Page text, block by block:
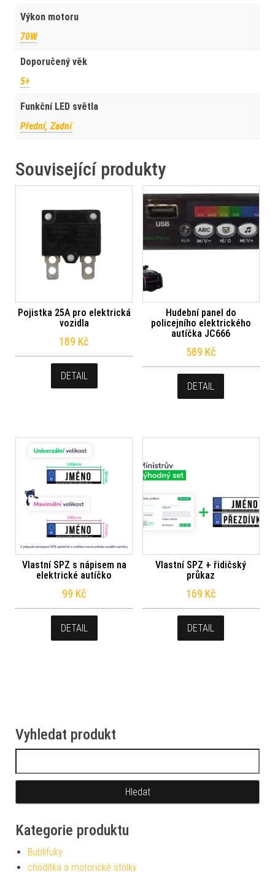
Výkon motoru
70W
Doporučený věk
5+
Funkční LED světla
Přední, Zadní
Související produkty
Pojistka 25A pro elektrická
vozidla
189 Kč
DETAIL
Hudební panel do
policejního elektrického
autíčka JC666
589 Kč
DETAIL
Vlastní SPZ s nápisem na
elektrické autíčko
99 Kč
DETAIL
Vlastní SPZ + řidičský
průkaz
169 Kč
DETAIL
Vyhledat produkt
Kategorie produktu
Bublifuky
chodítka a motorické stolky